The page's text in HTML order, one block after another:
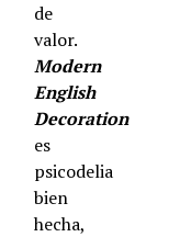
de
valor.
Modern
English
Decoration
es
psicodelia
bien
hecha,